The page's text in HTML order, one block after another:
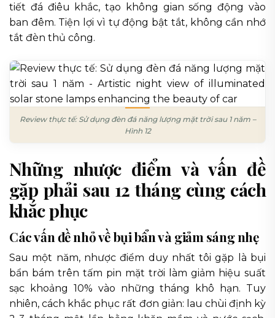
tiết đá điêu khắc, tạo không gian sống động vào
ban đêm. Tiện lợi vì tự động bật tắt, không cần nhớ
tắt đèn thủ công.
Review thực tế: Sử dụng đèn đá năng lượng mặt trời sau 1 năm –
Hình 12
Những nhược điểm và vấn đề
gặp phải sau 12 tháng cùng cách
khắc phục
Các vấn đề nhỏ về bụi bẩn và giảm sáng nhẹ
Sau một năm, nhược điểm duy nhất tôi gặp là bụi
bẩn bám trên tấm pin mặt trời làm giảm hiệu suất
sạc khoảng 10% vào những tháng khô hạn. Tuy
nhiên, cách khắc phục rất đơn giản: lau chùi định kỳ